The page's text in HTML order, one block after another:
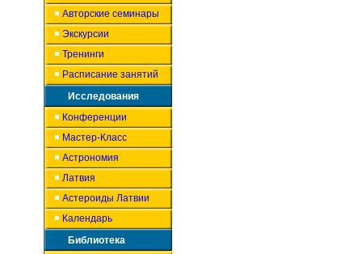
Авторские семинары
Экскурсии
Тренинги
Расписание занятий
Исследования
Конференции
Мастер-Класс
Астрономия
Латвия
Астероиды Латвии
Календарь
Библиотека